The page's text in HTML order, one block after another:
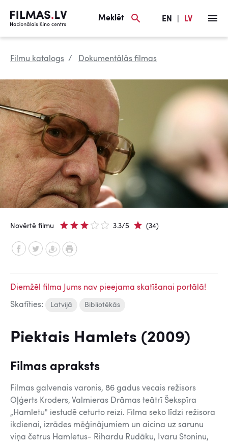
Meklēt EN LV
Filmu katalogs Dokumentālās filmas
Novērtē filmu 3.3/5 (34)
Diemžēl filma Jums nav pieejama skatīšanai portālā!
Skatīties: Latvijā Bibliotēkās
Piektais Hamlets (2009)
Filmas apraksts
Filmas galvenais varonis, 86 gadus vecais režisors
Oļģerts Kroders, Valmieras Drāmas teātrī Šekspīra
„Hamletu" iestudē ceturto reizi. Filma seko līdzi režisora
ikdienai, izrādes mēģinājumiem un aicina uz sarunu
viņa četrus Hamletus- Rihardu Rudāku, Ivaru Stoninu,